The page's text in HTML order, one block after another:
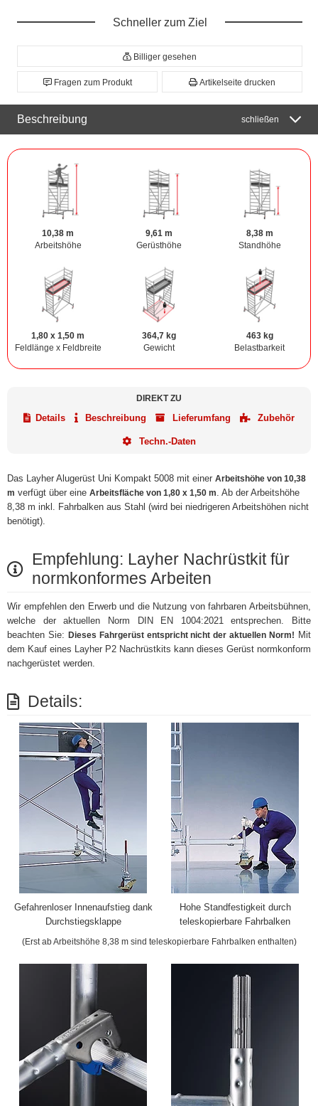
Schneller zum Ziel
Billiger gesehen
Fragen zum Produkt Artikelseite drucken
Beschreibung schließen
10,38 m
Arbeitshöhe
9,61 m
Gerüsthöhe
8,38 m
Standhöhe
1,80 x 1,50 m
Feldlänge x Feldbreite
364,7 kg
Gewicht
463 kg
Belastbarkeit
DIREKT ZU
Details Beschreibung Lieferumfang Zubehör
Techn.-Daten
Das Layher Alugerüst Uni Kompakt 5008 mit einer Arbeitshöhe von 10,38
m verfügt über eine Arbeitsfläche von 1,80 x 1,50 m. Ab der Arbeitshöhe
8,38 m inkl. Fahrbalken aus Stahl (wird bei niedrigeren Arbeitshöhen nicht
benötigt).
Empfehlung: Layher Nachrüstkit für
normkonformes Arbeiten
Wir empfehlen den Erwerb und die Nutzung von fahrbaren Arbeitsbühnen,
welche der aktuellen Norm DIN EN 1004:2021 entsprechen. Bitte
beachten Sie: Dieses Fahrgerüst entspricht nicht der aktuellen Norm! Mit
dem Kauf eines Layher P2 Nachrüstkits kann dieses Gerüst normkonform
nachgerüstet werden.
Details:
Gefahrenloser Innenaufstieg dank
Durchstiegsklappe
Hohe Standfestigkeit durch
teleskopierbare Fahrbalken
(Erst ab Arbeitshöhe 8,38 m sind teleskopierbare Fahrbalken enthalten)